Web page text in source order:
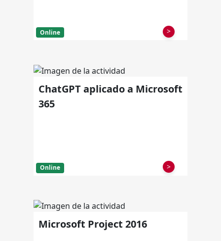
Online >
ChatGPT aplicado a Microsoft
365
Online >
Microsoft Project 2016